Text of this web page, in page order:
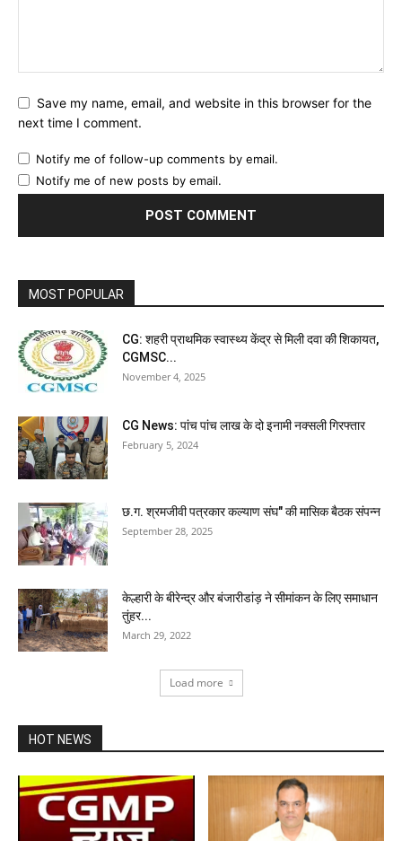
Save my name, email, and website in this browser for the
next time I comment.
Notify me of follow-up comments by email.
Notify me of new posts by email.
MOST POPULAR
CG: शहरी प्राथमिक स्वास्थ्य केंद्र से मिली दवा की शिकायत,
CGMSC...
November 4, 2025
CG News: पांच पांच लाख के दो इनामी नक्सली गिरफ्तार
February 5, 2024
छ.ग. श्रमजीवी पत्रकार कल्याण संघ" की मासिक बैठक संपन्न
September 28, 2025
केल्हारी के बीरेन्द्र और बंजारीडांड़ ने सीमांकन के लिए समाधान
तुंहर...
March 29, 2022
Load more
HOT NEWS